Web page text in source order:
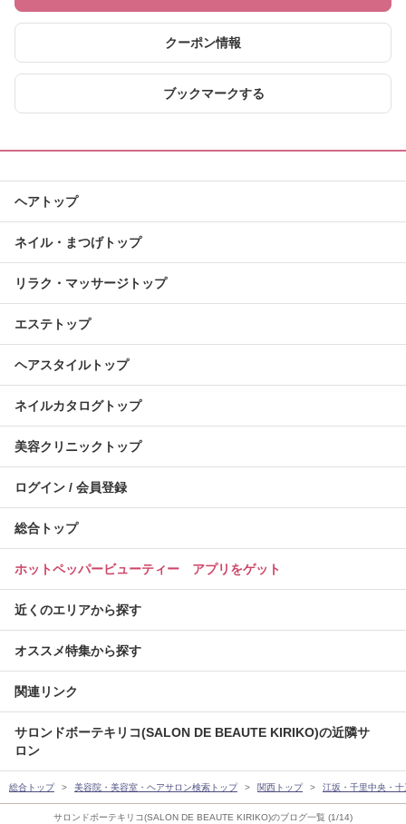
サロンドボーテキリコ(SALON DE BEAUTE KIRIKO)のブログ一覧 (1/14)
クーポン情報
ブックマークする
ヘアトップ
ネイル・まつげトップ
リラク・マッサージトップ
エステトップ
ヘアスタイルトップ
ネイルカタログトップ
美容クリニックトップ
ログイン / 会員登録
総合トップ
ホットペッパービューティー アプリをゲット
近くのエリアから探す
オススメ特集から探す
関連リンク
サロンドボーテキリコ(SALON DE BEAUTE KIRIKO)の近隣サ
ロン
総合トップ 美容院・美容室・ヘアサロン検索トップ 関西トップ 江坂・千里中央・